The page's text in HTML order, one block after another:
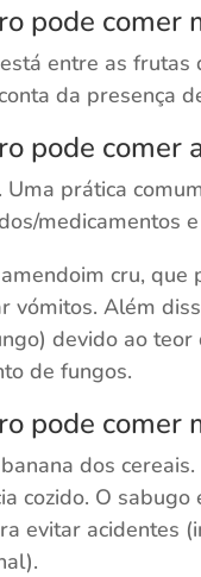
pode comer
entre as frutas
da presença
pode comer
Uma prática
medicamentos
cru,
vómitos. Além
devido ao
de fungos.
pode comer
dos
cozido. O
evitar acidentes